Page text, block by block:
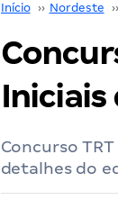
Início ›› Nordeste ››
Iniciais
Concurso
detalhes do